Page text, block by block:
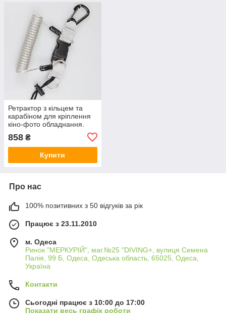
Ретрактор з кільцем та
карабіном для кріплення
кіно-фото обладнання.
858 ₴
Купити
Про нас
100% позитивних з 50 відгуків за рік
Працює з 23.11.2010
м. Одеса
Ринок "МЕРКУРІЙ", маг.№25 "DIVING+, вулиця Семена
Палія, 99 Б, Одеса, Одеська область, 65025, Одеса,
Україна
Контакти
Сьогодні працює з 10:00 до 17:00
Показати весь графік роботи